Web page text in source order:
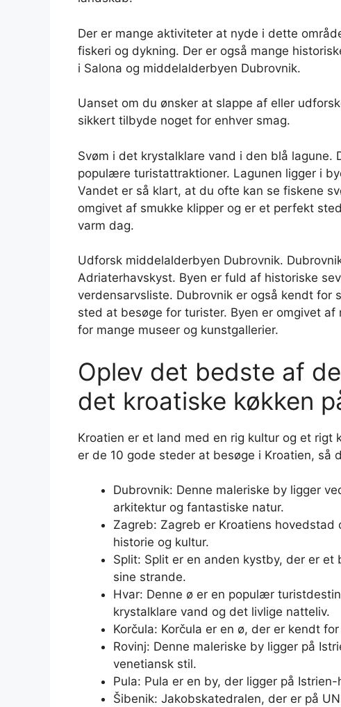
Der er mange aktiviteter at nyde i dette
fiskeri og dykning. Der er også mange
i Salona og middelalderbyen Dubrovnik.
Uanset om du ønsker at slappe af eller
sikkert tilbyde noget for enhver smag.
Svøm i det krystalklare vand i den blå lagune.
populære turistattraktioner. Lagunen ligger i
Vandet er så klart, at du ofte kan se fiskene
omgivet af smukke klipper og er et perfekt
varm dag.
Udforsk middelalderbyen Dubrovnik.
Adriaterhavskyst. Byen er fuld af historiske
verdensarvsliste. Dubrovnik er også kendt
sted at besøge for turister. Byen er omgivet
for mange museer og kunstgallerier.
Oplev det bedste af
det kroatiske køkken
Kroatien er et land med en rig kultur og et
er de 10 gode steder at besøge i Kroatien, så
Dubrovnik: Denne maleriske by ligger
arkitektur og fantastiske natur.
Zagreb: Zagreb er Kroatiens
historie og kultur.
Split: Split er en anden kystby, der er
sine strande.
Hvar: Denne ø er en populær
krystalklare vand og det livlige natteliv.
Korčula: Korčula er en ø, der er kendt
Rovinj: Denne maleriske by ligger på
venetiansk stil.
Pula: Pula er en by, der ligger på
Šibenik: Jakobskatedralen, der er på